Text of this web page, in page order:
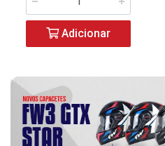
Adicionar